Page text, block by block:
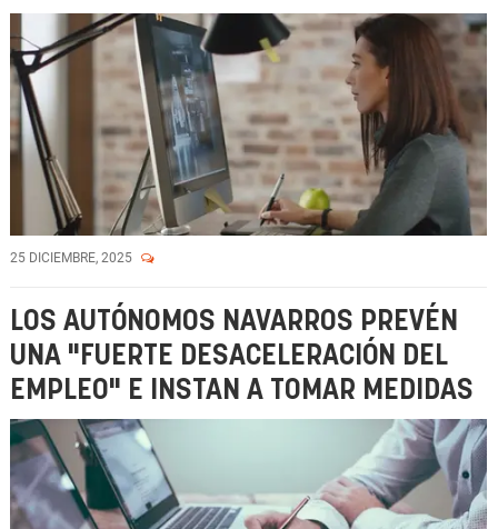
25 DICIEMBRE, 2025
LOS AUTÓNOMOS NAVARROS PREVÉN
UNA "FUERTE DESACELERACIÓN DEL
EMPLEO" E INSTAN A TOMAR MEDIDAS